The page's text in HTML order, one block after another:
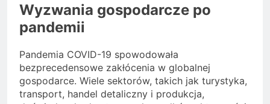
Wyzwania gospodarcze po
pandemii
Pandemia COVID-19 spowodowała
bezprecedensowe zakłócenia w globalnej
gospodarce. Wiele sektorów, takich jak turystyka,
transport, handel detaliczny i produkcja,